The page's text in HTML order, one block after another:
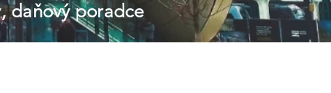
daňový poradce